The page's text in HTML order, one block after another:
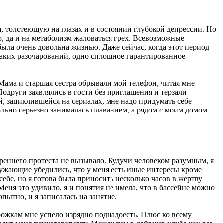
на глазах и в состоянии глубокой депрессии. Но
да и на метаболизм жаловаться грех. Всевозможные
очень довольна жизнью. Даже сейчас, когда этот период
разочарований, одно сплошное гарантированное
и старшая сестра обрывали мой телефон, читая мне
заявлялись в гости без приглашения и терзали
зациклившейся на сериалах, мне надо придумать себе
серьезно занималась плаванием, а рядом с моим домом
протеста не вызывало. Будучи человеком разумным, я
убедились, что у меня есть иные интересы кроме
но я готова была приносить несколько часов в жертву
это удивило, я и понятия не имела, что в бассейне можно
и я записалась на занятие.
мне успело изрядно поднадоесть. Плюс ко всему